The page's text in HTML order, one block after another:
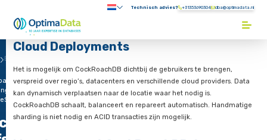
Terug naar de startpagina
Submenu:Technisch advies? +31353690304
Blogs
van
Cloud Deployments
Het is mogelijk om CockRoachDB dichtbij de gebruikers te
verspreid over regio’s, datacenters en verschillende cloud
kan dynamisch verplaatsen naar de locatie waar het nodig is.